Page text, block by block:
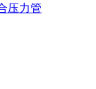
压力管